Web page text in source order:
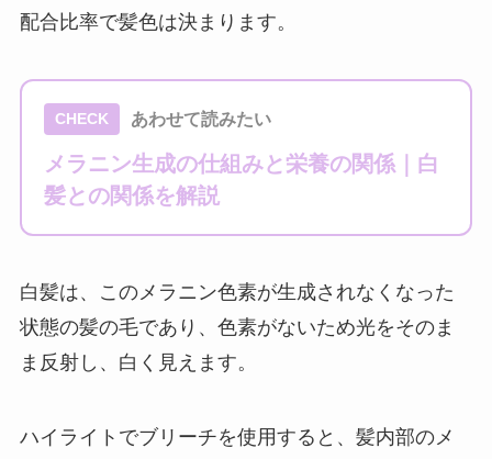
配合比率で髪色は決まります。
CHECK あわせて読みたい
メラニン生成の仕組みと栄養の関係｜白
髪との関係を解説
白髪は、このメラニン色素が生成されなくなった
状態の髪の毛であり、色素がないため光をそのま
ま反射し、白く見えます。
ハイライトでブリーチを使用すると、髪内部のメ